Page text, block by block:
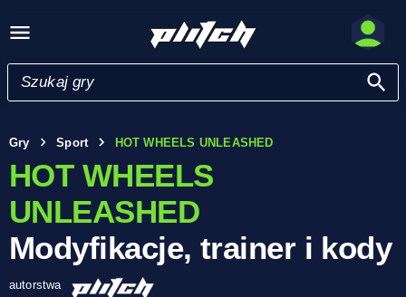
Gry Sport HOT WHEELS UNLEASHED
HOT WHEELS
UNLEASHED
Modyfikacje, trainer i kody
autorstwa